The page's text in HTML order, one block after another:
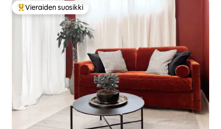
Vieraiden suosikkien parhaimmistoa
Vieraiden suosikki